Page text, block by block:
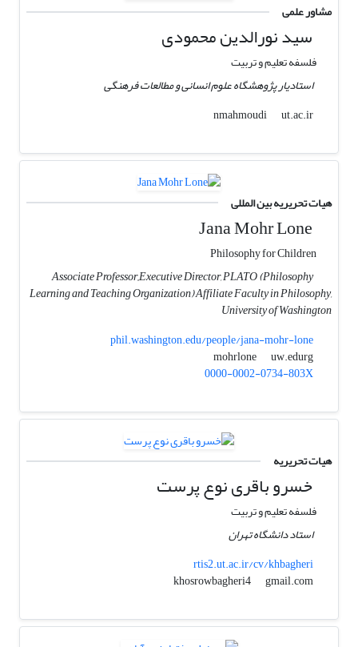
مشاور علمی
سید نورالدین محمودی
فلسفه تعلیم و تربیت
استادیار پژوهشگاه علوم انسانی و مطالعات فرهنگی
nmahmoudi
ut.ac.ir
هیات تحریریه بین المللی
Philosophy for Children
Associate Professor,,Executive Director, PLATO (Philosophy
Learning and Teaching Organization) Affiliate Faculty in Philosophy,
University of Washington
phil.washington.edu/people/jana-mohr-lone
mohrlone
uw.edurg
0000-0002-0734-803X
هیات تحریریه
خسرو باقری نوع پرست
فلسفه تعلیم و تربیت
استاد دانشگاه تهران
rtis2.ut.ac.ir/cv/khbagheri
khosrowbagheri4
gmail.com